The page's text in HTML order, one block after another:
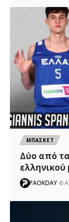
ΜΠΑΣΚΕΤ
Δύο από
PAOKDAY 6